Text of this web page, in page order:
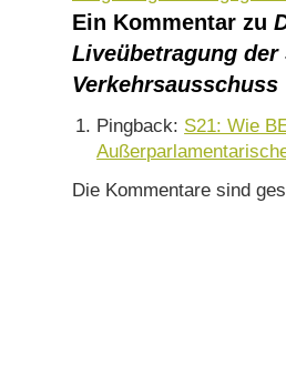
Ein Kommentar zu
Liveübetragung der
Verkehrsausschuss
Pingback: S21: Wie
Die Kommentare sind